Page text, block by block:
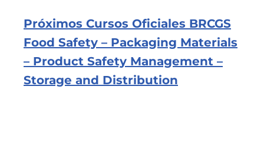
Próximos Cursos Oficiales BRCGS
Food Safety – Packaging Materials
– Product Safety Management –
Storage and Distribution